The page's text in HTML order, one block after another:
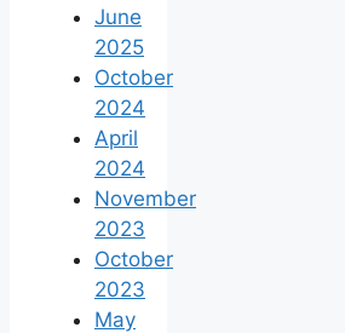
June
2025
October
2024
April
2024
November
2023
October
2023
May